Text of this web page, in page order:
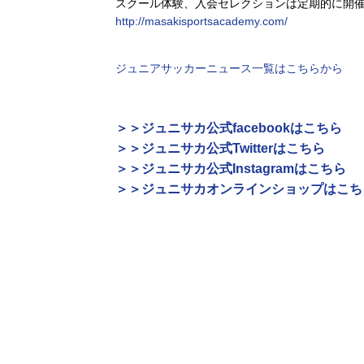
スクール体験、入会セレクションは定期的に開
http://masakisportsacademy.com/
ジュニアサッカーニュース一覧はこちらから
＞＞ジュニサカ公式facebookはこちら
＞＞ジュニサカ公式Twitterはこちら
＞＞ジュニサカ公式Instagramはこちら
＞＞ジュニサカオンラインショップはこち